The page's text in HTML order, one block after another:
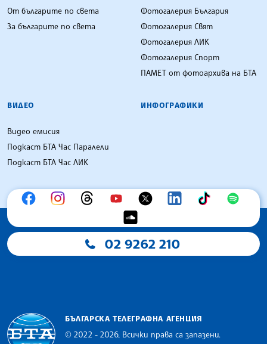
От българите по света
За българите по света
Фотогалерия България
Фотогалерия Свят
Фотогалерия ЛИК
Фотогалерия Спорт
ПАМЕТ от фотоархива на БТА
ВИДЕО
Видео емисия
Подкаст БТА Час Паралели
Подкаст БТА Час ЛИК
ИНФОГРАФИКИ
02 9262 210
БЪЛГАРСКА ТЕЛЕГРАФНА АГЕНЦИЯ
© 2022 - 2026, Всички права са запазени.